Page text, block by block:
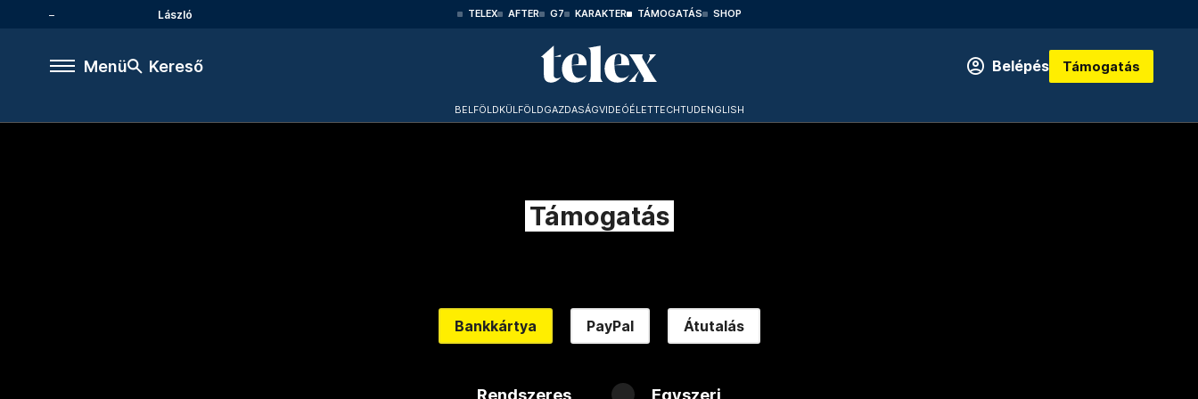
László TELEX AFTER G7 KARAKTER TÁMOGATÁS SHOP
Menü Kereső Belépés Támogatás
BELFÖLDKÜLFÖLDGAZDASÁGVIDEÓÉLETTECHTUDENGLISH
Támogatás
Bankkártya PayPal Átutalás
Rendszeres Egyszeri